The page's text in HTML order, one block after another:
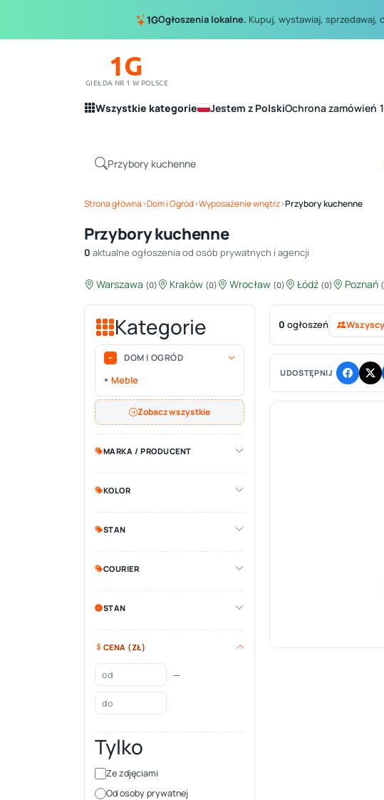
1GOgłoszenia lokalne. Kupuj, wystawiaj, sprzedawaj,
1G
GIEŁDA NR 1 W POLSCE
Wszystkie kategorie Jestem z PolskiOchrona zamówień
Strona główna›Dom i Ogród›Wyposażenie wnętrz›Przybory kuchenne
Przybory kuchenne
0 aktualne ogłoszenia od osób prywatnych i agencji
Warszawa (0) Kraków (0) Wrocław (0) Łódź (0) Poznań
Kategorie
DOM I OGRÓD
Meble
Zobacz wszystkie
MARKA / PRODUCENT
KOLOR
STAN
COURIER
STAN
CENA (ZŁ)
—
Tylko
Ze zdjęciami
Od osoby prywatnej
0 ogłoszeń Wszyscy
UDOSTĘPNIJ